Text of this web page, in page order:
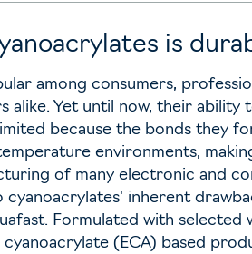
is
among consumers,
alike. Yet until now, their ability
because the bonds they
environments,
of many electronic and
inherent
Formulated with selected
(ECA) based